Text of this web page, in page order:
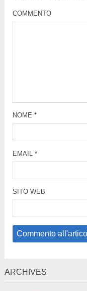
COMMENTO
NOME *
EMAIL *
SITO WEB
ARCHIVES